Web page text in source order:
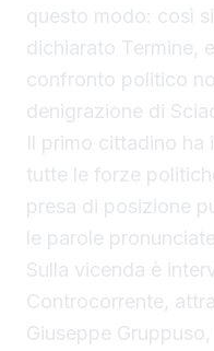
questo modo: così
dichiarato Termine,
confronto politico
denigrazione di
Il primo cittadino ha
tutte le forze
presa di posizione
le parole
Sulla vicenda è
Controcorrente,
Giuseppe